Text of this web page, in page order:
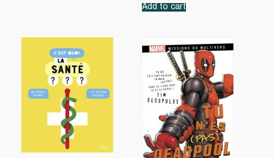
Add to cart